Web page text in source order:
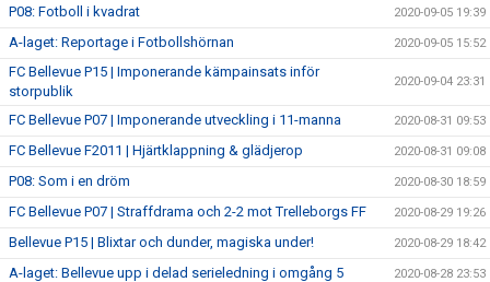
P08: Fotboll i kvadrat 2020-09-05 19:39
A-laget: Reportage i Fotbollshörnan 2020-09-05 15:52
FC Bellevue P15 | Imponerande kämpainsats inför
storpublik
2020-09-04 23:31
FC Bellevue P07 | Imponerande utveckling i 11-manna 2020-08-31 09:53
FC Bellevue F2011 | Hjärtklappning & glädjerop 2020-08-31 09:08
P08: Som i en dröm 2020-08-30 18:59
FC Bellevue P07 | Straffdrama och 2-2 mot Trelleborgs FF 2020-08-29 19:26
Bellevue P15 | Blixtar och dunder, magiska under! 2020-08-29 18:42
A-laget: Bellevue upp i delad serieledning i omgång 5 2020-08-28 23:53